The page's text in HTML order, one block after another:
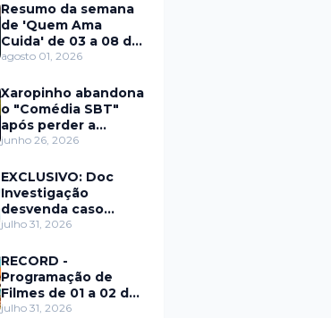
Resumo da semana
de 'Quem Ama
Cuida' de 03 a 08 de
agosto
agosto 01, 2026
Xaropinho abandona
o "Comédia SBT"
após perder a
paciência com Sarro
junho 26, 2026
EXCLUSIVO: Doc
Investigação
desvenda caso
Eduardo Martins e
trás de fraude
internacional
julho 31, 2026
RECORD -
Programação de
Filmes de 01 a 02 de
agosto
julho 31, 2026